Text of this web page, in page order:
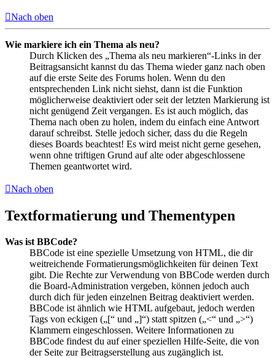
Nach oben
Wie markiere ich ein Thema als neu?
Durch Klicken des „Thema als neu markieren“-Links in der
Beitragsansicht kannst du das Thema wieder ganz nach oben
auf die erste Seite des Forums holen. Wenn du den
entsprechenden Link nicht siehst, dann ist die Funktion
möglicherweise deaktiviert oder seit der letzten Markierung ist
nicht genügend Zeit vergangen. Es ist auch möglich, das
Thema nach oben zu holen, indem du einfach eine Antwort
darauf schreibst. Stelle jedoch sicher, dass du die Regeln
dieses Boards beachtest! Es wird meist nicht gerne gesehen,
wenn ohne triftigen Grund auf alte oder abgeschlossene
Themen geantwortet wird.
Nach oben
Textformatierung und Thementypen
Was ist BBCode?
BBCode ist eine spezielle Umsetzung von HTML, die dir
weitreichende Formatierungsmöglichkeiten für deinen Text
gibt. Die Rechte zur Verwendung von BBCode werden durch
die Board-Administration vergeben, können jedoch auch
durch dich für jeden einzelnen Beitrag deaktiviert werden.
BBCode ist ähnlich wie HTML aufgebaut, jedoch werden
Tags von eckigen („[“ und „]“) statt spitzen („<“ und „>“)
Klammern eingeschlossen. Weitere Informationen zu
BBCode findest du auf einer speziellen Hilfe-Seite, die von
der Seite zur Beitragserstellung aus zugänglich ist.